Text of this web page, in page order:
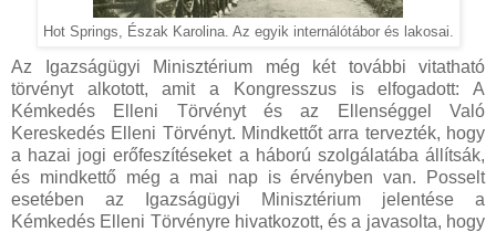
Hot Springs, Észak Karolina. Az egyik internálótábor és lakosai.
Az Igazságügyi Minisztérium még két további vitatható
törvényt alkotott, amit a Kongresszus is elfogadott: A
Kémkedés Elleni Törvényt és az Ellenséggel Való
Kereskedés Elleni Törvényt. Mindkettőt arra tervezték, hogy
a hazai jogi erőfeszítéseket a háború szolgálatába állítsák,
és mindkettő még a mai nap is érvényben van. Posselt
esetében az Igazságügyi Minisztérium jelentése a
Kémkedés Elleni Törvényre hivatkozott, és a javasolta, hogy